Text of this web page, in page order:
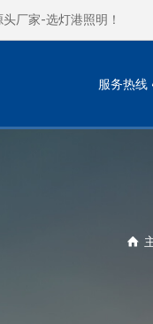
厂家-选灯港照明！
服务热